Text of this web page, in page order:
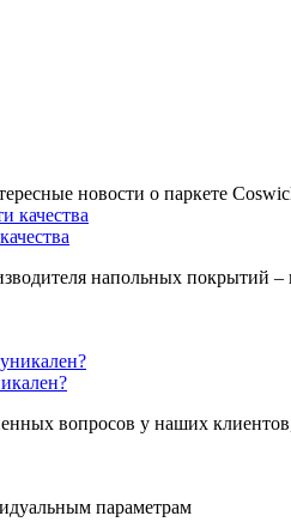
новости о паркете
напольных покрытий –
вопросов у наших
параметрам